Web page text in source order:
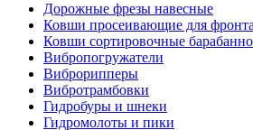
Дорожные фрезы навесные
Ковши просеивающие для
Ковши сортировочные
Вибропогружатели
Виброрипперы
Вибротрамбовки
Гидробуры и шнеки
Гидромолоты и пики